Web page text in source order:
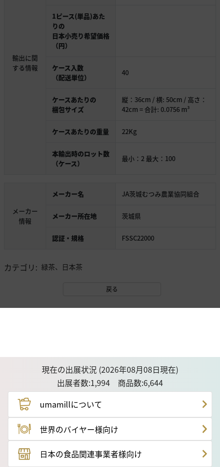
輸出に関
する情報
1ピース(単品)あた
りの
日本小売り希望価格
（円）
ケース入数
（配送単位）
40
ケースあたりの
梱包サイズ
縦：36cm / 横: 50cm / 高さ：
42cm = 合計: 0.0756 m³
ケースあたりの重量 22Kg
本輸出時のロット数
（ケース）
最小：2 最大：100
メーカー
情報
メーカー名 JA茨城むつみ農業協同組合
メーカー所在地 茨城県
認証・規格 FSSC22000
カテゴリ: 緑茶、日本茶
戻る
現在の出展状況 (2026年08月08日現在)
出展者数:1,994 商品数:6,644
umamillについて
世界のバイヤー様向け
日本の食品関連事業者様向け